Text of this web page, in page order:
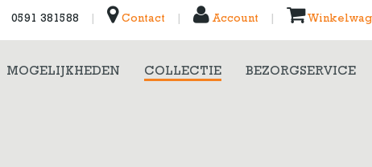
0591 381588 Contact Account
MOGELIJKHEDEN COLLECTIE BEZORGSERVICE